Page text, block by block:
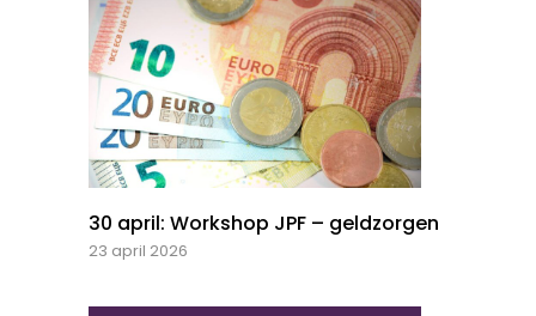
30 april: Workshop JPF – geldzorgen
23 april 2026